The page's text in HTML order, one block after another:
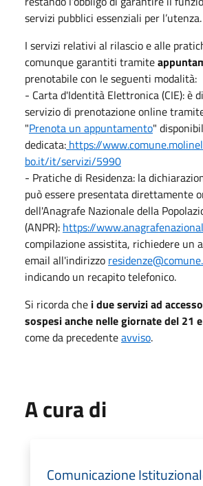
servizi pubblici essenziali per l’utenza.
I servizi relativi al rilascio e alle
comunque garantiti tramite
prenotabile con le seguenti modalità:
- Carta d'Identità Elettronica (CIE): è
servizio di prenotazione online
"Prenota un appuntamento"
dedicata: https://
bo.it/it/servizi/5990
- Pratiche di Residenza: la
può essere presentata direttamente
dell'Anagrafe Nazionale della
(ANPR): https://
compilazione assistita, richiedere un
email all'indirizzo
indicando un recapito telefonico.
Si ricorda che i due servizi ad
sospesi anche nelle giornate del 21
come da precedenteavviso.
A cura di
Comunicazione